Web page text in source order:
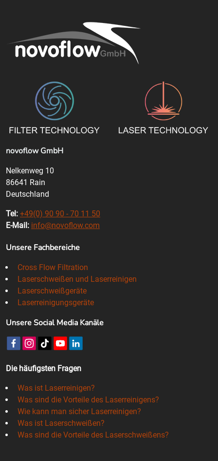
novoflow GmbH
Nelkenweg 10
86641 Rain
Deutschland
Tel: +49(0) 90 90 - 70 11 50
E-Mail: info@novoflow.com
Unsere Fachbereiche
Cross Flow Filtration
Laserschweißen und Laserreinigen
Laserschweißgeräte
Laserreinigungsgeräte
Unsere Social Media Kanäle
Die häufigsten Fragen
Was ist Laserreinigen?
Was sind die Vorteile des Laserreinigens?
Wie kann man sicher Laserreinigen?
Was ist Laserschweißen?
Was sind die Vorteile des Laserschweißens?